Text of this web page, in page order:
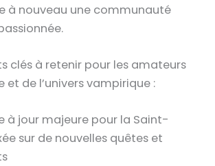
à nouveau une communauté
clés à retenir pour les amateurs
et de l’univers vampirique :
à jour majeure pour la Saint-
sur de nouvelles quêtes et